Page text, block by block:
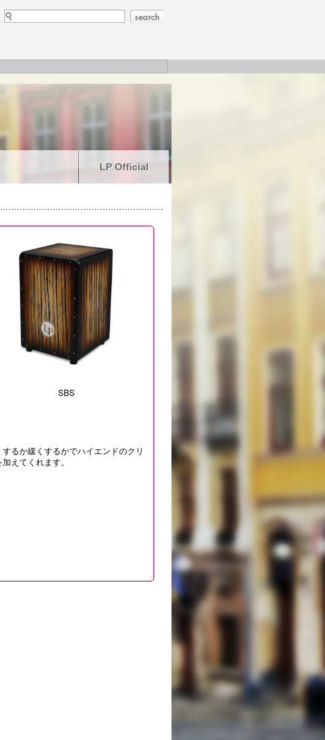
LP Official
SBS
るか緩くするかでハイエンドのクリ
えてくれます。